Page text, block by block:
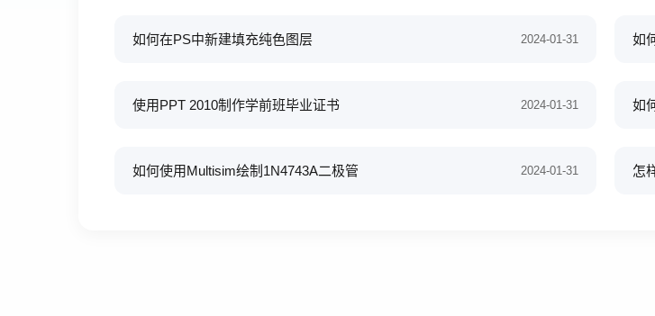
如何在PS中新建填充纯色图层 2024-01-31 如
使用PPT 2010制作学前班毕业证书 2024-01-31 如
如何使用Multisim绘制1N4743A二极管 2024-01-31 怎